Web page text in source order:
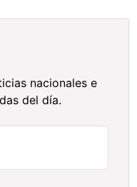
nacionales e
del día.